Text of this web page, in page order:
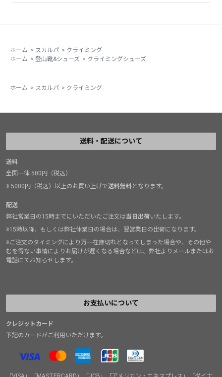
ホーム > スカルパ > クライミング
ホーム > 登山靴&シューズ > クライミングシューズ
ホーム > スカルパ > クライミング
送料・配送について
送料
全国一律 500円（税込）
※ 5000円（税込）以上のお買い上げで送料無料となります。
配送
弊社営業日の15時までにいただいたご注文は当日出荷いたします。
※15時以降、もしくは弊社休業日の場合は、翌営業日の出荷になります。
※ご注文のタイミングにより万一在庫切れとなってしまった場合や、その他や
むを得ない事情によりお届けが遅くなる場合などは、弊社よりメールまたはお
電話にてお知らせします。
お支払いについて
クレジットカード
下記のカードがご利用いただけます。